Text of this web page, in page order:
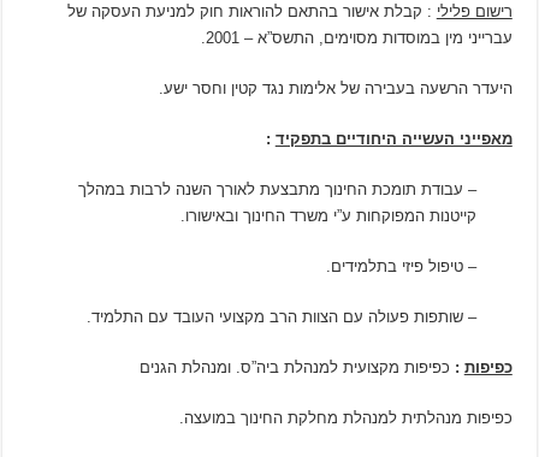
רישום פלילי : קבלת אישור בהתאם להוראות חוק למניעת העסקה של
עברייני מין במוסדות מסוימים, התשס”א – 2001.
היעדר הרשעה בעבירה של אלימות נגד קטין וחסר ישע.
מאפייני העשייה היחודיים בתפקיד :
– עבודת תומכת החינוך מתבצעת לאורך השנה לרבות במהלך
קייטנות המפוקחות ע”י משרד החינוך ובאישורו.
– טיפול פיזי בתלמידים.
– שותפות פעולה עם הצוות הרב מקצועי העובד עם התלמיד.
כפיפות : כפיפות מקצועית למנהלת ביה”ס. ומנהלת הגנים
כפיפות מנהלתית למנהלת מחלקת החינוך במועצה.